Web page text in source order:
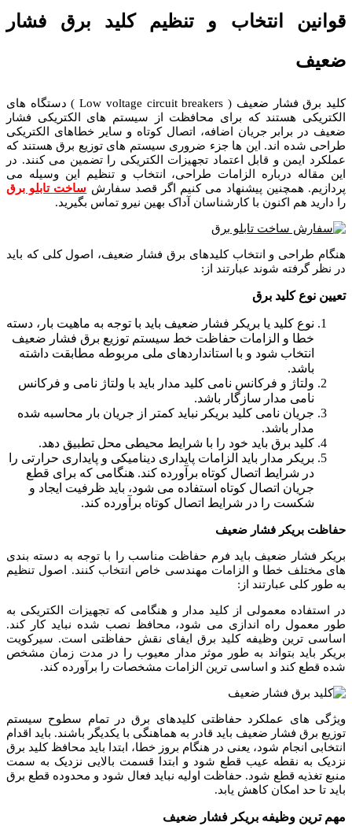
قوانین انتخاب و تنظیم کلید برق فشار
ضعیف
کلید برق فشار ضعیف ( Low voltage circuit breakers ) دستگاه های
الکتریکی هستند که برای محافظت از سیستم های الکتریکی فشار
ضعیف در برابر جریان اضافه، اتصال کوتاه و سایر خطاهای الکتریکی
طراحی شده اند. این ها جزء ضروری سیستم های توزیع برق هستند که
عملکرد ایمن و قابل اعتماد تجهیزات الکتریکی را تضمین می کنند. در
این مقاله درباره الزامات طراحی، انتخاب و تنظیم این وسیله می
پردازیم. همچنین پیشنهاد می کنیم اگر قصد سفارش ساخت تابلو برق
را دارید هم اکنون با کارشناسان آداک بهین نیرو تماس بگیرید.
هنگام طراحی و انتخاب کلیدهای برق فشار ضعیف، اصول کلی که باید
در نظر گرفته شوند عبارتند از:
تعیین نوع کلید برق
نوع کلید یا بریکر فشار ضعیف باید با توجه به ماهیت بار، دسته
خطا و الزامات حفاظت خط سیستم توزیع برق فشار ضعیف
انتخاب شود و با استانداردهای ملی مربوطه مطابقت داشته
باشد.
ولتاژ و فرکانس نامی کلید مدار باید با ولتاژ نامی و فرکانس
نامی مدار سازگار باشد.
جریان نامی کلید بریکر نباید کمتر از جریان بار محاسبه شده
مدار باشد.
کلید برق باید خود را با شرایط محیطی محل تطبیق دهد.
بریکر مدار باید الزامات پایداری دینامیکی و پایداری حرارتی را
در شرایط اتصال کوتاه برآورده کند. هنگامی که برای قطع
جریان اتصال کوتاه استفاده می شود، باید ظرفیت ایجاد و
شکست را در شرایط اتصال کوتاه برآورده کند.
حفاظت بریکر فشار ضعیف
بریکر فشار ضعیف باید فرم حفاظت مناسب را با توجه به دسته بندی
های مختلف خطا و الزامات مهندسی خاص انتخاب کنند. اصول تنظیم
به طور کلی عبارتند از:
در استفاده معمولی از کلید مدار و هنگامی که تجهیزات الکتریکی به
طور معمول راه اندازی می شود، محافظ نصب شده نباید کار کند.
اساسی ترین وظیفه کلید برق ایفای نقش حفاظتی است. سیرکویت
بریکر باید بتواند به طور موثر مدار معیوب را در مدت زمان مشخص
شده قطع کند و اساسی ترین الزامات مشخصات را برآورده کند.
ویژگی های عملکرد حفاظتی کلیدهای برق در تمام سطوح سیستم
توزیع برق فشار ضعیف باید قادر به هماهنگی با یکدیگر باشند. باید اقدام
انتخابی انجام شود، یعنی در هنگام بروز خطا، ابتدا باید محافظ کلید برق
نزدیک به نقطه عیب قطع شود و ابتدا قسمت بالایی نزدیک به سمت
منبع تغذیه قطع شود. حفاظت اولیه نباید فعال شود و محدوده قطع برق
باید تا حد امکان کاهش یابد.
مهم ترین وظیفه بریکر فشار ضعیف